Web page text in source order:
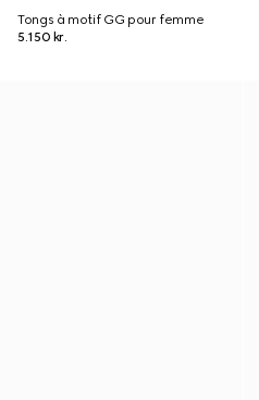
Tongs à motif GG pour femme
5.150 kr.